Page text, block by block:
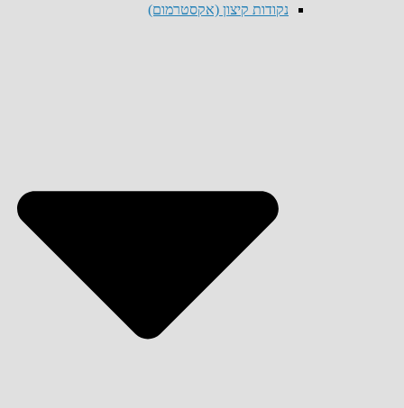
נקודות קיצון (אקסטרמום)